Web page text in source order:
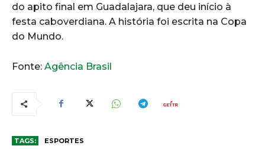
do apito final em Guadalajara, que deu início à
festa caboverdiana. A história foi escrita na Copa
do Mundo.
Fonte: Agência Brasil
TAGS: ESPORTES